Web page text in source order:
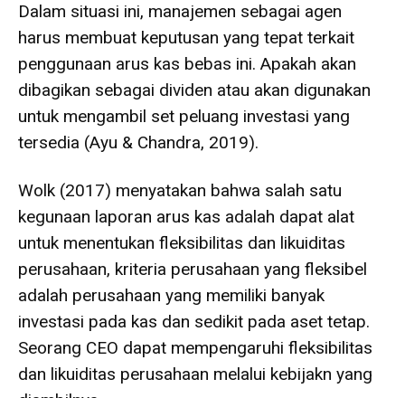
Dalam situasi ini, manajemen sebagai agen
harus membuat keputusan yang tepat terkait
penggunaan arus kas bebas ini. Apakah akan
dibagikan sebagai dividen atau akan digunakan
untuk mengambil set peluang investasi yang
tersedia (Ayu & Chandra, 2019).
Wolk (2017) menyatakan bahwa salah satu
kegunaan laporan arus kas adalah dapat alat
untuk menentukan fleksibilitas dan likuiditas
perusahaan, kriteria perusahaan yang fleksibel
adalah perusahaan yang memiliki banyak
investasi pada kas dan sedikit pada aset tetap.
Seorang CEO dapat mempengaruhi fleksibilitas
dan likuiditas perusahaan melalui kebijakn yang